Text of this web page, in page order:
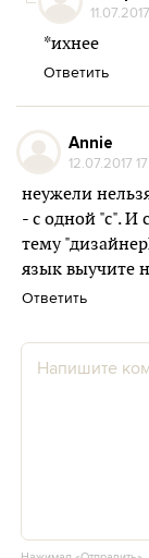
*ихнее
Ответить
Annie
12.07.2017
неужели
- с одной "с". И
тему
язык выучите
Ответить